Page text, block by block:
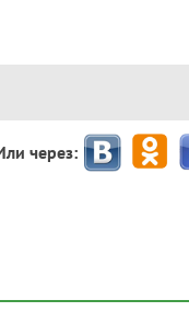
через: